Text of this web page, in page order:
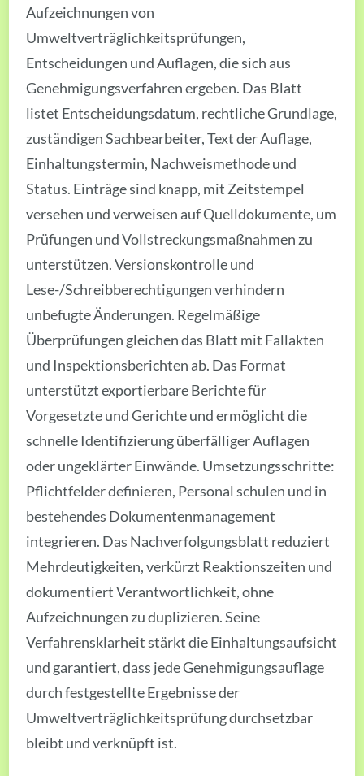
Aufzeichnungen von
Umweltverträglichkeitsprüfungen,
Entscheidungen und Auflagen, die sich aus
Genehmigungsverfahren ergeben. Das Blatt
listet Entscheidungsdatum, rechtliche Grundlage,
zuständigen Sachbearbeiter, Text der Auflage,
Einhaltungstermin, Nachweismethode und
Status. Einträge sind knapp, mit Zeitstempel
versehen und verweisen auf Quelldokumente, um
Prüfungen und Vollstreckungsmaßnahmen zu
unterstützen. Versionskontrolle und
Lese-/Schreibberechtigungen verhindern
unbefugte Änderungen. Regelmäßige
Überprüfungen gleichen das Blatt mit Fallakten
und Inspektionsberichten ab. Das Format
unterstützt exportierbare Berichte für
Vorgesetzte und Gerichte und ermöglicht die
schnelle Identifizierung überfälliger Auflagen
oder ungeklärter Einwände. Umsetzungsschritte:
Pflichtfelder definieren, Personal schulen und in
bestehendes Dokumentenmanagement
integrieren. Das Nachverfolgungsblatt reduziert
Mehrdeutigkeiten, verkürzt Reaktionszeiten und
dokumentiert Verantwortlichkeit, ohne
Aufzeichnungen zu duplizieren. Seine
Verfahrensklarheit stärkt die Einhaltungsaufsicht
und garantiert, dass jede Genehmigungsauflage
durch festgestellte Ergebnisse der
Umweltverträglichkeitsprüfung durchsetzbar
bleibt und verknüpft ist.